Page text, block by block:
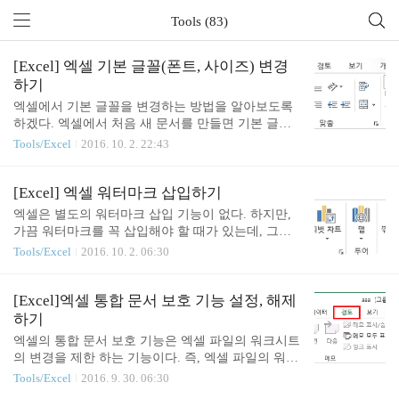
Tools (83)
[Excel] 엑셀 기본 글꼴(폰트, 사이즈) 변경
하기
엑셀에서 기본 글꼴을 변경하는 방법을 알아보도록
하겠다. 엑셀에서 처음 새 문서를 만들면 기본 글꼴
이 정해져 있어서,다른 글꼴로 글을 작성하려면 매번
트와 사이즈가 기본으로 세팅되어매번 글꼴을 지정
해 주는 번거로움을 피할 수 있다. 엑셀 기본 글꼴(폰
트, 사이즈) 변경하기 1. 엑셀의 새 문서를 열면 아래
동으로 세팅 됨을 확인 할 수 있다. 2. 메뉴에서 파일
음을 기본 글꼴로 사용', '글꼴 크기' 항목을 원하는
글꼴과 크기로 변경해 준다. 3. 엑셀 파일을 새로 열
면,아래와 같이 기본 글꼴이 앞..
Tools/Excel 2016. 10. 2. 22:43
[Excel] 엑셀 워터마크 삽입하기
엑셀은 별도의 워터마크 삽입 기능이 없다. 하지만,
가끔 워터마크를 꼭 삽입해야 할 때가 있는데, 그럴
때는 머리글/바닥글 기능을 사용해서 워터마크 삽입
이미지를 사용 할 것이다. 이미지는 간단하게는 윈도
우즈의 그림판을 이용해서 만들어도 된다. 2. 삽입 >
머리글/바닥글 메뉴를 선택 삽입 메뉴의 머리글/바닥
글 메뉴를 선택한다. 3. 디자인 > 그림 메뉴를 선택한
다. 머리글/바닥글 메뉴를 선택하면 디자인 메뉴가
새로 만들어진다. 머리글 영역에 커서를 두고, 디자
Tools/Excel 2016. 10. 2. 06:30
[Excel]엑셀 통합 문서 보호 기능 설정, 해제
하기
엑셀의 통합 문서 보호 기능은 엑셀 파일의 워크시트
의 변경을 제한 하는 기능이다. 즉, 엑셀 파일의 워크
시트의 추가, 삭제, 이동, 숨김, 이름 바꾸기 기능을
Tools/Excel 2016. 9. 30. 06:30